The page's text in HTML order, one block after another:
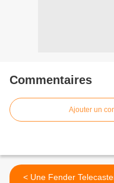
Commentaires
Ajouter un
< Une Fender Telecaster